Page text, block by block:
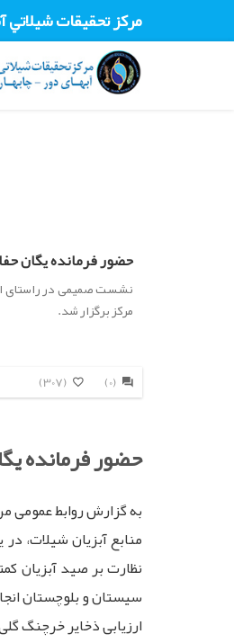
مرکز تحقيقات شيلاتي
حضور فرمانده یگان
نشست صمیمی در راستای
مرکز برگزار شد.
(307) (0)
حضور فرمانده
به گزارش روابط عمومی
منابع آبزیان شیلات،
نظارت بر صید آبزیان
سیستان و بلوچستان
ارزیابی ذخایر خرچنگ